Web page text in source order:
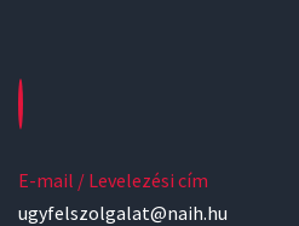
E-mail / Levelezési cím
ugyfelszolgalat@naih.hu